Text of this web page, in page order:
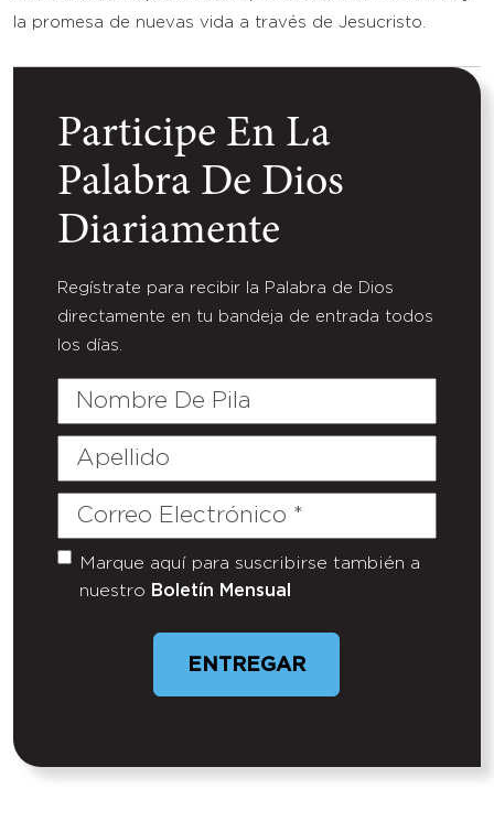
la promesa de nuevas vida a través de Jesucristo.
Participe En La
Palabra De Dios
Diariamente
Regístrate para recibir la Palabra de Dios
directamente en tu bandeja de entrada todos
los días.
Nombre
Pila
Apellido
Correo
Untitled
Marque aquí para suscribirse también a
nuestro Boletín Mensual
ENTREGAR